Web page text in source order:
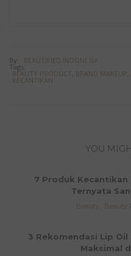
By: BEAUTIFIED INDONESIA
Tags:
BEAUTY PRODUCT , BRAND MAKEUP,
KECANTIKAN
YOU
7 Produk
Ternyata
Beauty Beauty
3 Rekomendasi Lip
Maksimal